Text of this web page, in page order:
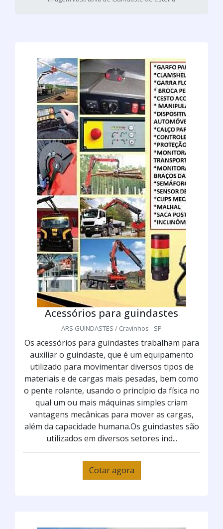
Acessórios para guindastes
ARS GUINDASTES / Cravinhos - SP
Os acessórios para guindastes trabalham para
auxiliar o guindaste, que é um equipamento
utilizado para movimentar diversos tipos de
materiais e de cargas mais pesadas, bem como
o pente rolante, usando o princípio da física no
qual um ou mais máquinas simples criam
vantagens mecânicas para mover as cargas,
além da capacidade humana.Os guindastes são
utilizados em diversos setores ind...
Cotar agora